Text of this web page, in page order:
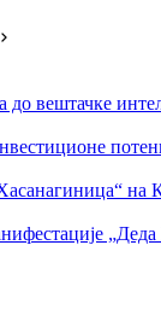
до вештачке
на